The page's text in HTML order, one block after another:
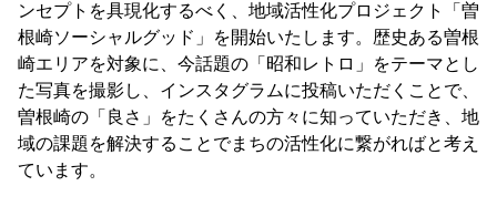
ンセプトを具現化するべく、地域活性化プロジェクト「曽
根崎ソーシャルグッド」を開始いたします。歴史ある曽根
崎エリアを対象に、今話題の「昭和レトロ」をテーマとし
た写真を撮影し、インスタグラムに投稿いただくことで、
曽根崎の「良さ」をたくさんの方々に知っていただき、地
域の課題を解決することでまちの活性化に繋がればと考え
ています。